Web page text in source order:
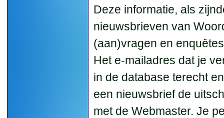
Deze informatie, als
nieuwsbrieven van
(aan)vragen en
Het e-mailadres dat je
in de database terecht
een nieuwsbrief de
met de Webmaster. Je